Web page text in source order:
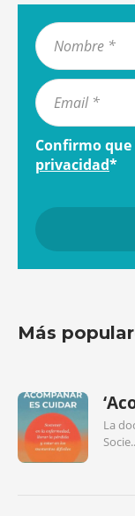
Confirmo
privacidad*
Más
La